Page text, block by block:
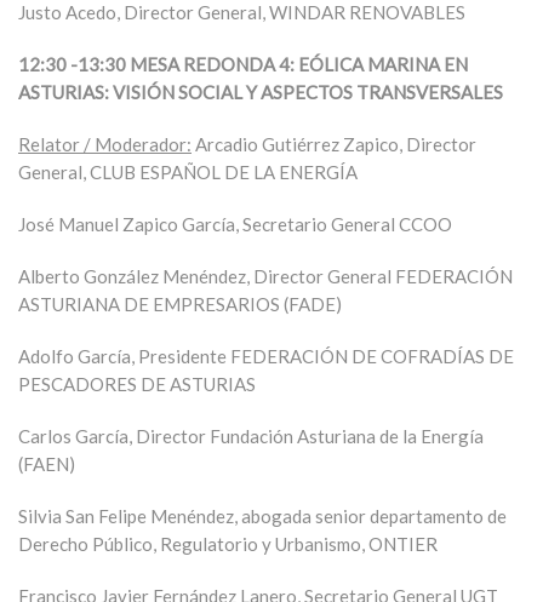
Justo Acedo, Director General, WINDAR RENOVABLES
12:30 -13:30 MESA REDONDA 4: EÓLICA MARINA EN
ASTURIAS: VISIÓN SOCIAL Y ASPECTOS TRANSVERSALES
Relator / Moderador: Arcadio Gutiérrez Zapico, Director
General, CLUB ESPAÑOL DE LA ENERGÍA
José Manuel Zapico García, Secretario General CCOO
Alberto González Menéndez, Director General FEDERACIÓN
ASTURIANA DE EMPRESARIOS (FADE)
Adolfo García, Presidente FEDERACIÓN DE COFRADÍAS DE
PESCADORES DE ASTURIAS
Carlos García, Director Fundación Asturiana de la Energía
(FAEN)
Silvia San Felipe Menéndez, abogada senior departamento de
Derecho Público, Regulatorio y Urbanismo, ONTIER
Francisco Javier Fernández Lanero, Secretario General UGT